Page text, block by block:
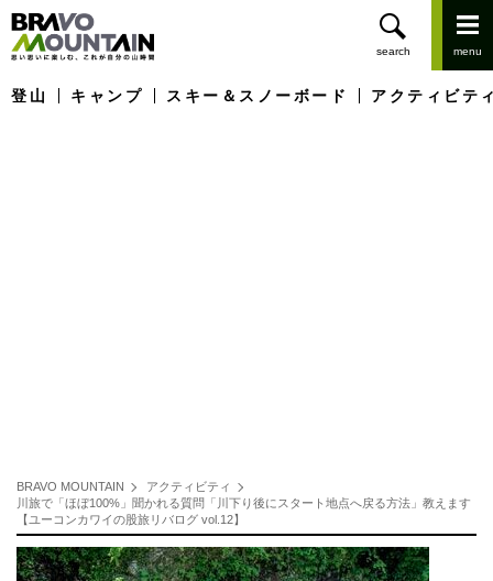
登山 キャンプ スキー＆スノーボード アクティビテ
BRAVO MOUNTAIN
アクティビティ
川旅で「ほぼ100%」聞かれる質問「川下り後にスタート地点へ戻る方法」教えます
【ユーコンカワイの股旅リバログ vol.12】